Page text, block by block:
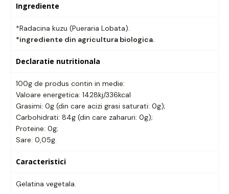
Ingrediente
*Radacina kuzu (Pueraria Lobata).
*ingrediente din agricultura biologica.
Declaratie nutritionala
100g de produs contin in medie:
Valoare energetica: 1428kj/336kcal
Grasimi: 0g (din care acizi grasi saturati: 0g);
Carbohidrati: 84g (din care zaharuri: 0g);
Proteine: 0g;
Sare: 0,05g.
Caracteristici
Gelatina vegetala.